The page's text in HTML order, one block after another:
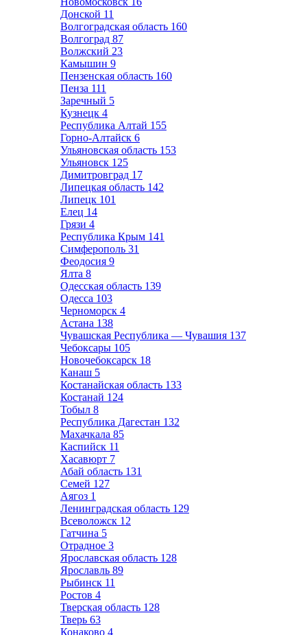
Донской 11
Волгоградская область 160
Волгоград 87
Волжский 23
Камышин 9
Пензенская область 160
Пенза 111
Заречный 5
Кузнецк 4
Республика Алтай 155
Горно-Алтайск 6
Ульяновская область 153
Ульяновск 125
Димитровград 17
Липецкая область 142
Липецк 101
Елец 14
Грязи 4
Республика Крым 141
Симферополь 31
Феодосия 9
Ялта 8
Одесская область 139
Одесса 103
Черноморск 4
Астана 138
Чувашская Республика — Чувашия 137
Чебоксары 105
Новочебоксарск 18
Канаш 5
Костанайская область 133
Костанай 124
Тобыл 8
Республика Дагестан 132
Махачкала 85
Каспийск 11
Хасавюрт 7
Абай область 131
Семей 127
Аягоз 1
Ленинградская область 129
Всеволожск 12
Гатчина 5
Отрадное 3
Ярославская область 128
Ярославль 89
Рыбинск 11
Ростов 4
Тверская область 128
Тверь 63
Конаково 4